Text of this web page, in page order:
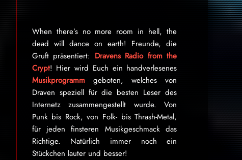
When there’s no more room in hell, the
dead will dance on earth! Freunde, die
Gruft präsentiert: Dravens Radio from the
Crypt! Hier wird Euch ein handverlesenes
Musikprogrammgeboten, welches von
Draven speziell für die besten Leser des
Internetz zu­sammen­ge­stellt wurde. Von
Punk bis Rock, von Folk- bis Thrash-Metal,
für je­den finsteren Mu­sik­ge­schmack das
Rich­tige. Natürlich immer noch ein
Stückchen lauter und besser!